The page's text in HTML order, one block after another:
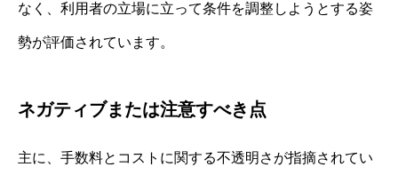
なく、利用者の立場に立って条件を調整しようとする姿
勢が評価されています。
ネガティブまたは注意すべき点
主に、手数料とコストに関する不透明さが指摘されてい